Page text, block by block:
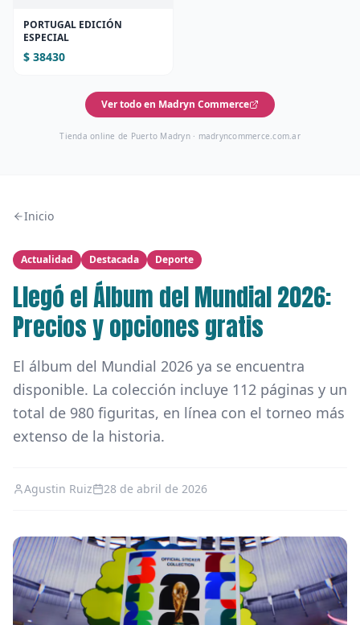
PORTUGAL EDICIÓN
ESPECIAL
$ 38430
Ver todo en Madryn Commerce
Tienda online de Puerto Madryn · madryncommerce.com.ar
Inicio
Actualidad Destacada Deporte
Llegó el Álbum del Mundial 2026:
Precios y opciones gratis
El álbum del Mundial 2026 ya se encuentra
disponible. La colección incluye 112 páginas y un
total de 980 figuritas, en línea con el torneo más
extenso de la historia.
Agustin Ruiz 28 de abril de 2026